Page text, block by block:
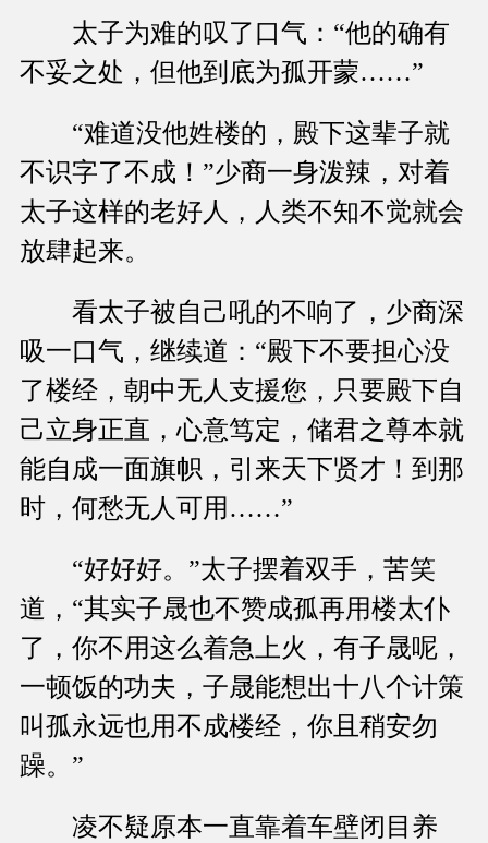
太子为难的叹了口气：“他的确有
不妥之处，但他到底为孤开蒙……”
“难道没他姓楼的，殿下这辈子就
不识字了不成！”少商一身泼辣，对着
太子这样的老好人，人类不知不觉就会
放肆起来。
看太子被自己吼的不响了，少商深
吸一口气，继续道：“殿下不要担心没
了楼经，朝中无人支援您，只要殿下自
己立身正直，心意笃定，储君之尊本就
能自成一面旗帜，引来天下贤才！到那
时，何愁无人可用……”
“好好好。”太子摆着双手，苦笑
道，“其实子晟也不赞成孤再用楼太仆
了，你不用这么着急上火，有子晟呢，
一顿饭的功夫，子晟能想出十八个计策
叫孤永远也用不成楼经，你且稍安勿
躁。”
凌不疑原本一直靠着车壁闭目养